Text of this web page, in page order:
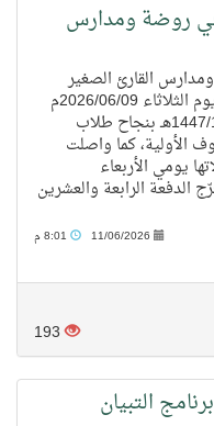
24 تتلألأ في روضة ومدارس
القارئ الصغير
الأهلية صباح يوم الثلاثاء 2026/06/09م
الموافق 1447/12/23هـ بنجاح طلاب
الأولية، كما واصلت
يومي الأربعاء
الدفعة الرابعة والعشرين
11/06/2026
193
التبيان